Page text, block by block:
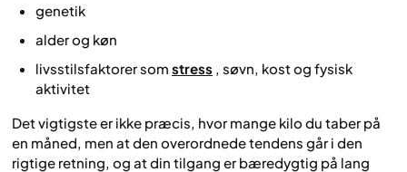
genetik
alder og køn
livsstilsfaktorer som stress , søvn, kost og fysisk
aktivitet
Det vigtigste er ikke præcis, hvor mange kilo du taber på
en måned, men at den overordnede tendens går i den
rigtige retning, og at din tilgang er bæredygtig på lang